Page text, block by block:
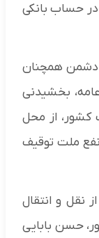
نقد در حساب بانکی
دشمن همچنان
بخشیدنی
از محل
ملت توقیف
نقل و انتقال
حسن بابایی